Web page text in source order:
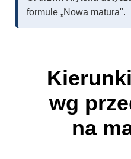
formule „Nowa matura".
wg
na